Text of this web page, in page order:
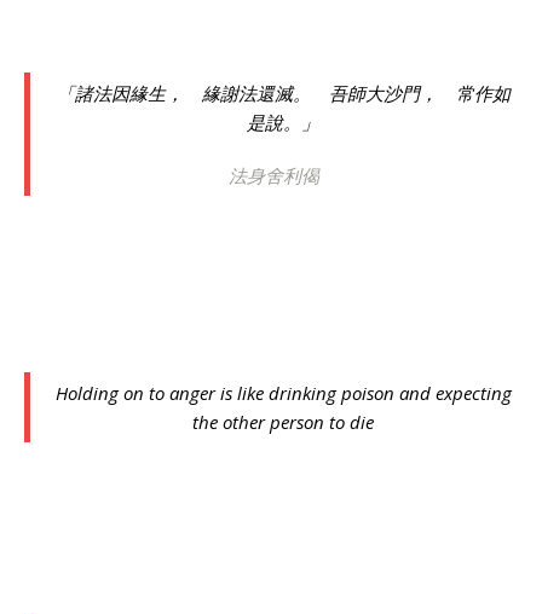
「諸法因緣生， 緣謝法還滅。 吾師大沙門， 常作如
是說。」
法身舍利偈
Holding on to anger is like drinking poison and expecting
the other person to die